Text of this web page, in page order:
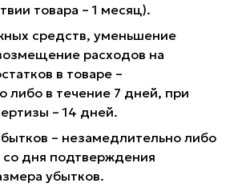
товара – 1 месяц).
средств, уменьшение
расходов на
в товаре –
либо в течение 7 дней, при
– 14 дней.
– незамедлительно либо
со дня подтверждения
убытков.